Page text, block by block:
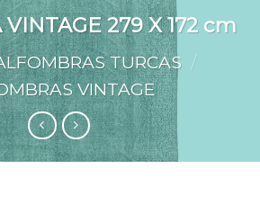
279 X 172 cm
TURCAS /
VINTAGE